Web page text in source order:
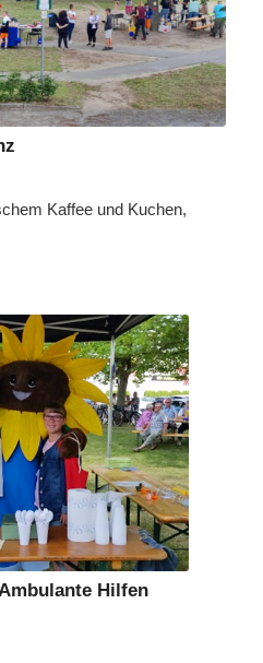
Kaffee und Kuchen,
Hilfen